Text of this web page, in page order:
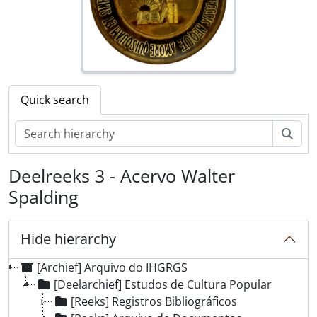
Quick search
Deelreeks 3 - Acervo Walter
Spalding
Hide hierarchy
[Archief] Arquivo do IHGRGS
[Deelarchief] Estudos de Cultura Popular
[Reeks] Registros Bibliográficos